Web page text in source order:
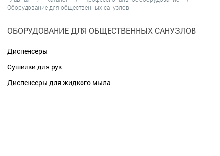
Оборудование для общественных санузлов
ОБОРУДОВАНИЕ ДЛЯ ОБЩЕСТВЕННЫХ САНУЗЛОВ
Диспенсеры
Сушилки для рук
Диспенсеры для жидкого мыла